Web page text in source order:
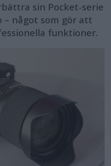
sin Pocket-serie
något som gör att
funktioner.